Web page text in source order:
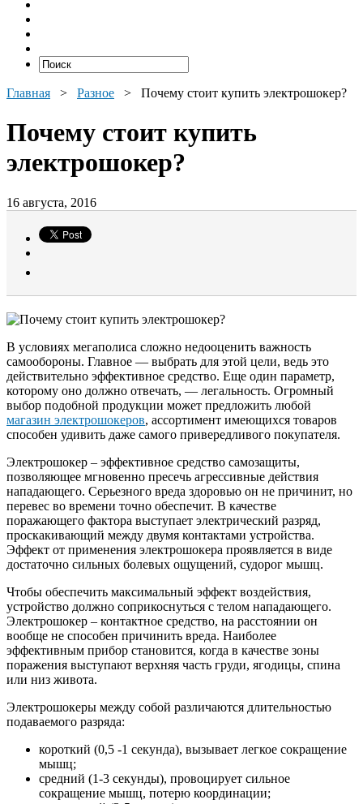
Главная > Разное > Почему стоит купить электрошокер?
Почему стоит купить
электрошокер?
16 августа, 2016
В условиях мегаполиса сложно недооценить важность
самообороны. Главное — выбрать для этой цели, ведь это
действительно эффективное средство. Еще один параметр,
которому оно должно отвечать, — легальность. Огромный
выбор подобной продукции может предложить любой
магазин электрошокеров, ассортимент имеющихся товаров
способен удивить даже самого привередливого покупателя.
Электрошокер – эффективное средство самозащиты,
позволяющее мгновенно пресечь агрессивные действия
нападающего. Серьезного вреда здоровью он не причинит, но
перевес во времени точно обеспечит. В качестве
поражающего фактора выступает электрический разряд,
проскакивающий между двумя контактами устройства.
Эффект от применения электрошокера проявляется в виде
достаточно сильных болевых ощущений, судорог мышц.
Чтобы обеспечить максимальный эффект воздействия,
устройство должно соприкоснуться с телом нападающего.
Электрошокер – контактное средство, на расстоянии он
вообще не способен причинить вреда. Наиболее
эффективным прибор становится, когда в качестве зоны
поражения выступают верхняя часть груди, ягодицы, спина
или низ живота.
Электрошокеры между собой различаются длительностью
подаваемого разряда:
короткий (0,5 -1 секунда), вызывает легкое сокращение
мышц;
средний (1-3 секунды), провоцирует сильное
сокращение мышц, потерю координации;